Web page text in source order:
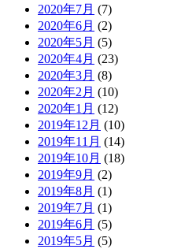
2020年7月 (7)
2020年6月 (2)
2020年5月 (5)
2020年4月 (23)
2020年3月 (8)
2020年2月 (10)
2020年1月 (12)
2019年12月 (10)
2019年11月 (14)
2019年10月 (18)
2019年9月 (2)
2019年8月 (1)
2019年7月 (1)
2019年6月 (5)
2019年5月 (5)